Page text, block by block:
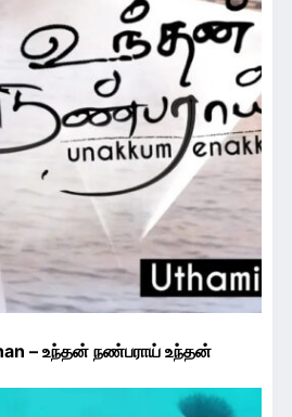
– உந்தன் நண்பராய் உந்தன்